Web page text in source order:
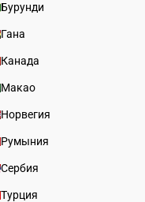
Бурунди
Гана
Канада
Макао
Норвегия
Румыния
Сербия
Турция